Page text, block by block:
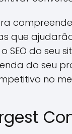
que
do seu
do seu
no